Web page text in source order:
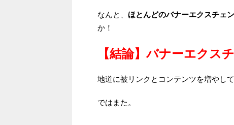
なんと、 ほとんどのバナーエクスチェ
か！
【結論】バナーエクス
地道に被リンクとコンテンツを増やし
ではまた。